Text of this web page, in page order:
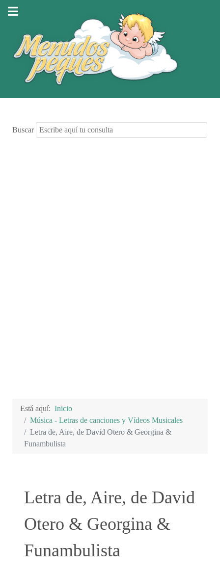
Buscar
Está aquí: Inicio
Música - Letras de canciones y Vídeos Musicales
Letra de, Aire, de David Otero & Georgina &
Funambulista
Letra de, Aire, de David
Otero & Georgina &
Funambulista